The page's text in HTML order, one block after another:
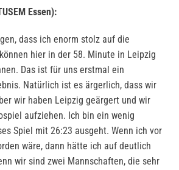
Essen):
dass ich enorm stolz auf die
hier in der 58. Minute in Leipzig
Das ist für uns erstmal ein
Natürlich ist es ärgerlich, dass wir
wir haben Leipzig geärgert und wir
aufziehen. Ich bin ein wenig
Spiel mit 26:23 ausgeht. Wenn ich vor
wäre, dann hätte ich auf deutlich
wir sind zwei Mannschaften, die sehr